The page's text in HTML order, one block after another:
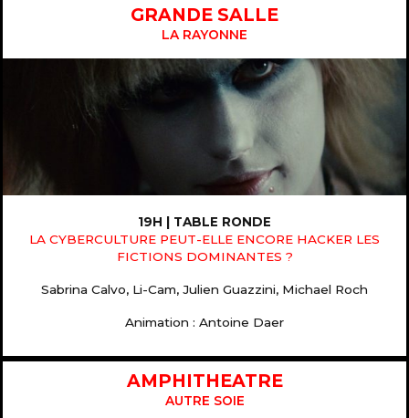
GRANDE SALLE
LA RAYONNE
19H | TABLE RONDE
LA CYBERCULTURE PEUT-ELLE ENCORE HACKER LES
FICTIONS DOMINANTES ?
Sabrina Calvo, Li-Cam, Julien Guazzini, Michael Roch
Animation : Antoine Daer
AMPHITHEATRE
AUTRE SOIE